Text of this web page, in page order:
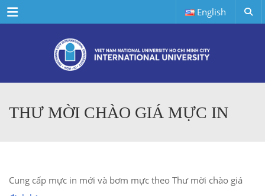
Menu English
THƯ MỜI CHÀO GIÁ MỰC IN
Cung cấp mực in mới và bơm mực theo Thư mời chào giá